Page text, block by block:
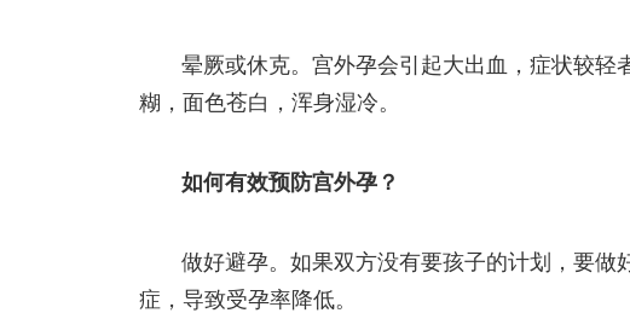
晕厥或休克。宫外孕会引起大出血，症状较
糊，面色苍白，浑身湿冷。
如何有效预防宫外孕？
做好避孕。如果双方没有要孩子的计划，要做
症，导致受孕率降低。